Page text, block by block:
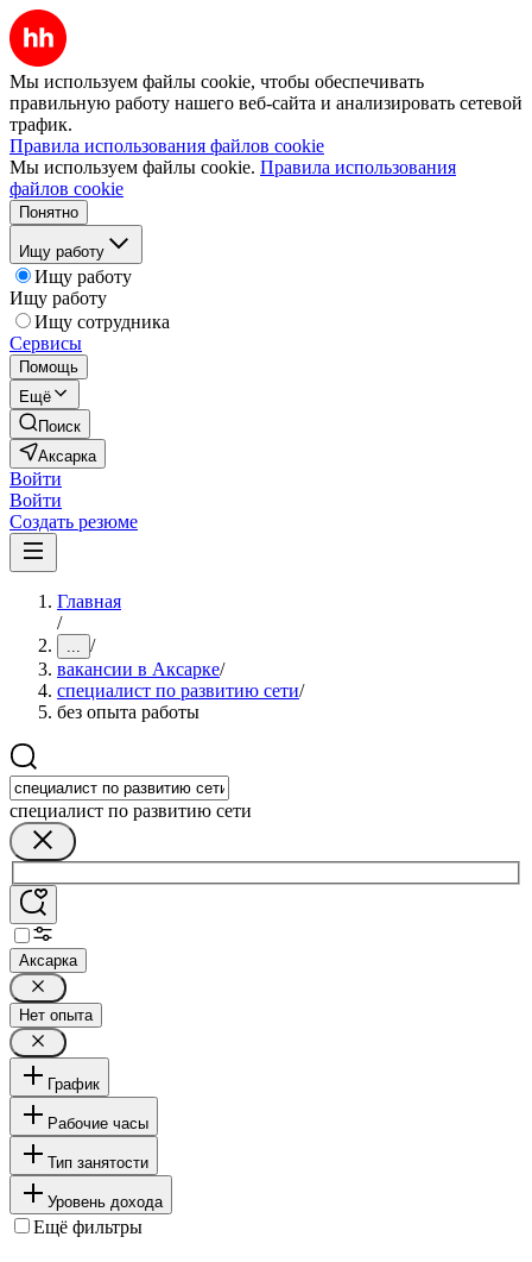
Мы используем файлы cookie, чтобы обеспечивать
правильную работу нашего веб-сайта и анализировать сетевой
трафик.
Правила использования файлов cookie
Мы используем файлы cookie. Правила использования
файлов cookie
Понятно
Ищу работу
Ищу работу
Ищу работу
Ищу сотрудника
Сервисы
Помощь
Ещё
Поиск
Аксарка
Войти
Войти
Создать резюме
Главная
/
... /
вакансии в Аксарке/
специалист по развитию сети/
без опыта работы
специалист по развитию сети
Аксарка
Нет опыта
График
Рабочие часы
Тип занятости
Уровень дохода
Ещё фильтры